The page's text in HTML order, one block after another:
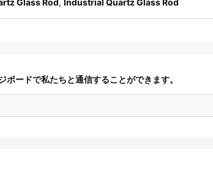
Glass Rod, Industrial Quartz Glass Rod
ードで私たちと通信することができます。